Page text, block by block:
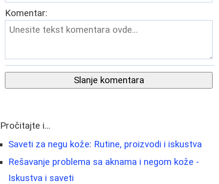
Komentar:
Slanje komentara
Pročitajte i...
Saveti za negu kože: Rutine, proizvodi i iskustva
Rešavanje problema sa aknama i negom kože -
Iskustva i saveti